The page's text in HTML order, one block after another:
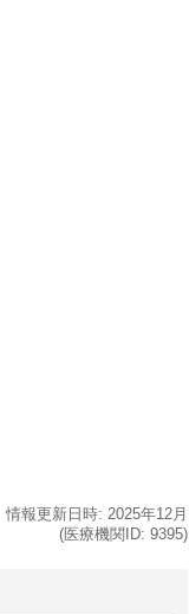
情報更新日時: 2025年12月
(医療機関ID: 9395)